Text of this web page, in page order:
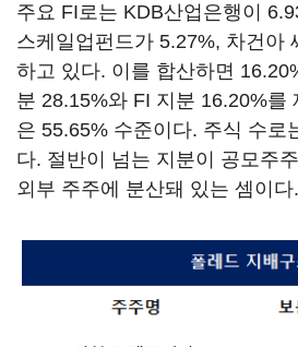
주요 FI로는 KDB산업은행이
스케일업펀드가 5.27%, 차건아
하고 있다. 이를 합산하면
분 28.15%와 FI 지분 16.20%를
은 55.65% 수준이다. 주식 수로
다. 절반이 넘는 지분이 공모주
외부 주주에 분산돼 있는 셈이다.